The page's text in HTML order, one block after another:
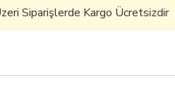
Kargo Ücretsizdir